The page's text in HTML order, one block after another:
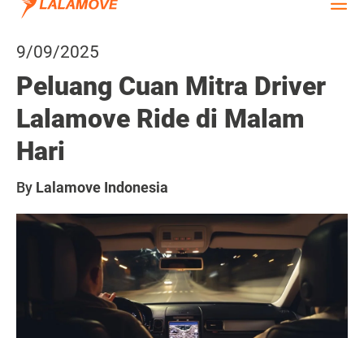
9/09/2025
Peluang Cuan Mitra Driver
Lalamove Ride di Malam
Hari
By Lalamove Indonesia